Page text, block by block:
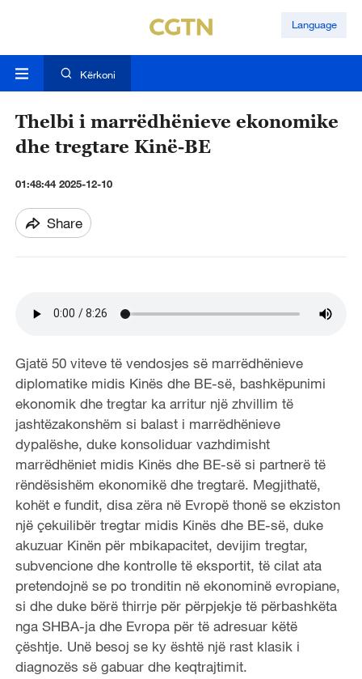
Language
Kërkoni
Thelbi i marrëdhënieve ekonomike
dhe tregtare Kinë-BE
01:48:44 2025-12-10
Share
Gjatë 50 viteve të vendosjes së marrëdhënieve
diplomatike midis Kinës dhe BE-së, bashkëpunimi
ekonomik dhe tregtar ka arritur një zhvillim të
jashtëzakonshëm si balast i marrëdhënieve
dypalëshe, duke konsoliduar vazhdimisht
marrëdhëniet midis Kinës dhe BE-së si partnerë të
rëndësishëm ekonomikë dhe tregtarë. Megjithatë,
kohët e fundit, disa zëra në Evropë thonë se ekziston
një çekuilibër tregtar midis Kinës dhe BE-së, duke
akuzuar Kinën për mbikapacitet, devijim tregtar,
subvencione dhe kontrolle të eksportit, të cilat ata
pretendojnë se po tronditin në ekonominë evropiane,
si dhe duke bërë thirrje për përpjekje të përbashkëta
nga SHBA-ja dhe Evropa për të adresuar këtë
çështje. Unë besoj se ky është një rast klasik i
diagnozës së gabuar dhe keqtrajtimit.